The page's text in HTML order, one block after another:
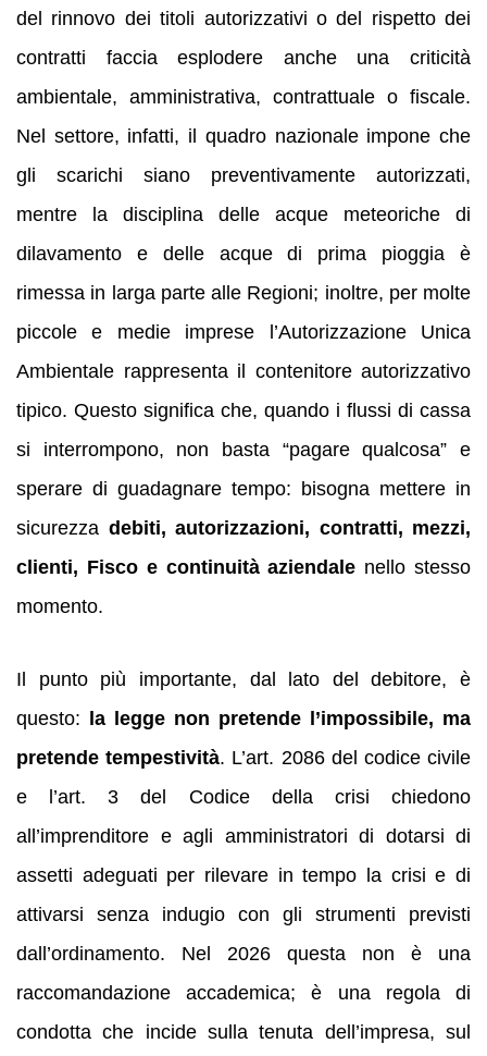
del rinnovo dei titoli autorizzativi o del rispetto dei
contratti faccia esplodere anche una criticità
ambientale, amministrativa, contrattuale o fiscale.
Nel settore, infatti, il quadro nazionale impone che
gli scarichi siano preventivamente autorizzati,
mentre la disciplina delle acque meteoriche di
dilavamento e delle acque di prima pioggia è
rimessa in larga parte alle Regioni; inoltre, per molte
piccole e medie imprese l’Autorizzazione Unica
Ambientale rappresenta il contenitore autorizzativo
tipico. Questo significa che, quando i flussi di cassa
si interrompono, non basta “pagare qualcosa” e
sperare di guadagnare tempo: bisogna mettere in
sicurezza debiti, autorizzazioni, contratti, mezzi,
clienti, Fisco e continuità aziendale nello stesso
momento.
Il punto più importante, dal lato del debitore, è
questo: la legge non pretende l’impossibile, ma
pretende tempestività. L’art. 2086 del codice civile
e l’art. 3 del Codice della crisi chiedono
all’imprenditore e agli amministratori di dotarsi di
assetti adeguati per rilevare in tempo la crisi e di
attivarsi senza indugio con gli strumenti previsti
dall’ordinamento. Nel 2026 questa non è una
raccomandazione accademica; è una regola di
condotta che incide sulla tenuta dell’impresa, sul